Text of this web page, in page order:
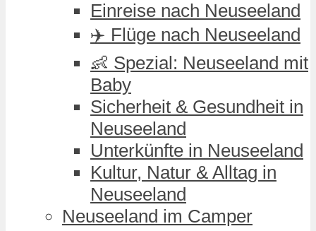
Einreise nach Neuseeland
✈️ Flüge nach Neuseeland
👶 Spezial: Neuseeland mit
Baby
Sicherheit & Gesundheit in
Neuseeland
Unterkünfte in Neuseeland
Kultur, Natur & Alltag in
Neuseeland
Neuseeland im Camper